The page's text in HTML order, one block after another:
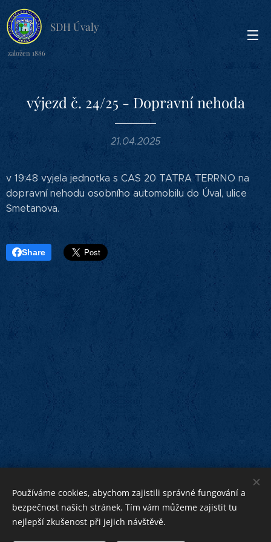
SDH Úvaly
založen 1886
výjezd č. 24/25 - Dopravní nehoda
21.04.2025
v 19:48 vyjela jednotka s CAS 20 TATRA TERRNO na
dopravní nehodu osobního automobilu do Úval, ulice
Smetanova.
Share
Bohu ku cti, bližnímuku pomoci
Používáme cookies, abychom zajistili správné fungování a
bezpečnost našich stránek. Tím vám můžeme zajistit tu
nejlepší zkušenost při jejich návštěvě.